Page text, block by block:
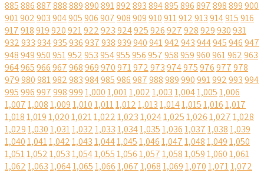
885886887888889890891892893894895896897898899900
901902903904905906907908909910911912913914915916
917918919920921922923924925926927928929930931
932933934935936937938939940941942943944945946947
948949950951952953954955956957958959960961962963
964965966967968969970971972973974975976977978
979980981982983984985986987988989990991992993994
9959969979989991,0001,0011,0021,0031,0041,0051,006
1,0071,0081,0091,0101,0111,0121,0131,0141,0151,0161,017
1,0181,0191,0201,0211,0221,0231,0241,0251,0261,0271,028
1,0291,0301,0311,0321,0331,0341,0351,0361,0371,0381,039
1,0401,0411,0421,0431,0441,0451,0461,0471,0481,0491,050
1,0511,0521,0531,0541,0551,0561,0571,0581,0591,0601,061
1,0621,0631,0641,0651,0661,0671,0681,0691,0701,0711,072